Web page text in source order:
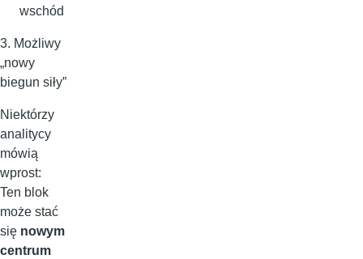
wschód
3. Możliwy
„nowy
biegun siły”
Niektórzy
analitycy
mówią
wprost:
Ten blok
może stać
się nowym
centrum